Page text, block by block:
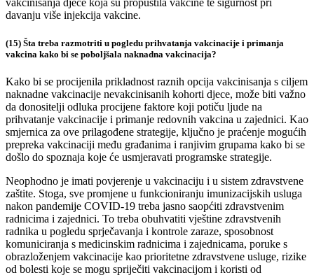
vakcinisanja djece koja su propustila vakcine te sigurnost pri
davanju više injekcija vakcine.
(15) Šta treba razmotriti u pogledu prihvatanja vakcinacije i primanja
vakcina kako bi se poboljšala naknadna vakcinacija?
Kako bi se procijenila prikladnost raznih opcija vakcinisanja s ciljem
naknadne vakcinacije nevakcinisanih kohorti djece, može biti važno
da donositelji odluka procijene faktore koji potiču ljude na
prihvatanje vakcinacije i primanje redovnih vakcina u zajednici. Kao
smjernica za ove prilagođene strategije, ključno je praćenje mogućih
prepreka vakcinaciji među građanima i ranjivim grupama kako bi se
došlo do spoznaja koje će usmjeravati programske strategije.
Neophodno je imati povjerenje u vakcinaciju i u sistem zdravstvene
zaštite. Stoga, sve promjene u funkcioniranju imunizacijskih usluga
nakon pandemije COVID-19 treba jasno saopćiti zdravstvenim
radnicima i zajednici. To treba obuhvatiti vještine zdravstvenih
radnika u pogledu sprječavanja i kontrole zaraze, sposobnost
komuniciranja s medicinskim radnicima i zajednicama, poruke s
obrazloženjem vakcinacije kao prioritetne zdravstvene usluge, rizike
od bolesti koje se mogu spriječiti vakcinacijom i koristi od